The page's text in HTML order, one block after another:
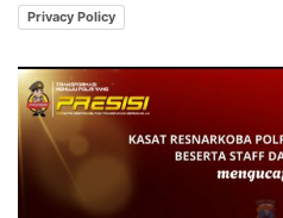
Privacy Policy